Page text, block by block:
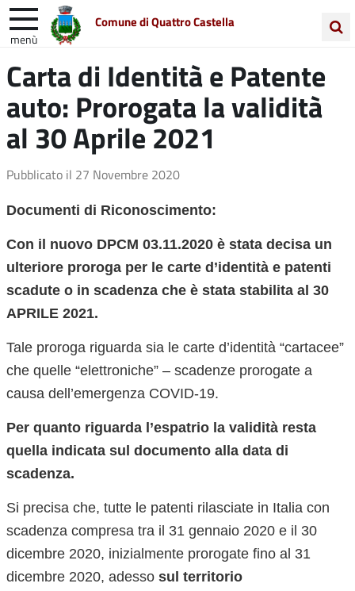
Comune di Quattro Castella
menù
nel
sito
Entra in Comune Vivi Quattro Castella
Unione Colline Matildiche
Carta di Identità e Patente
auto: Prorogata la validità
al 30 Aprile 2021
Pubblicato il 27 Novembre 2020
Documenti di Riconoscimento:
Con il nuovo DPCM 03.11.2020 è stata decisa un
ulteriore proroga per le carte d’identità e patenti
scadute o in scadenza che è stata stabilita al 30
APRILE 2021.
Tale proroga riguarda sia le carte d’identità “cartacee”
che quelle “elettroniche” – scadenze prorogate a
causa dell’emergenza COVID-19.
Per quanto riguarda l’espatrio la validità resta
quella indicata sul documento alla data di
scadenza.
Si precisa che, tutte le patenti rilasciate in Italia con
scadenza compresa tra il 31 gennaio 2020 e il 30
dicembre 2020, inizialmente prorogate fino al 31
dicembre 2020, adesso sul territorio